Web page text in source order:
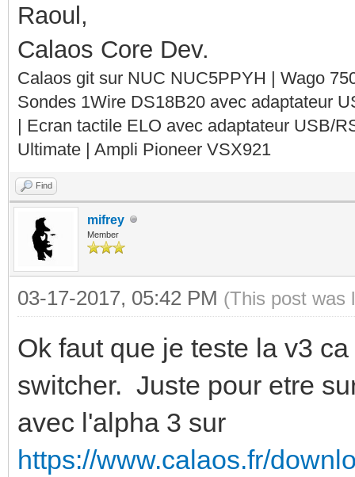
Raoul,
Calaos Core Dev.
Calaos git sur NUC NUC5PPYH | Wago
Sondes 1Wire DS18B20 avec adaptateur
| Ecran tactile ELO avec adaptateur USB/
Ultimate | Ampli Pioneer VSX921
Find
mifrey
Member
03-17-2017, 05:42 PM (This post was
Ok faut que je teste la v3
switcher. Juste pour etre
avec l'alpha 3 sur
https://www.calaos.fr/